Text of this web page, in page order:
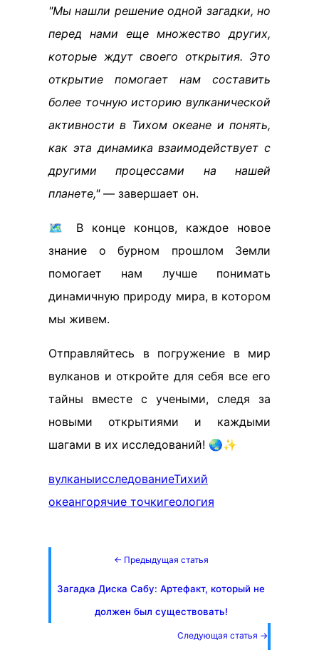
"Мы нашли решение одной загадки, но
перед нами еще множество других,
которые ждут своего открытия. Это
открытие помогает нам составить
более точную историю вулканической
активности в Тихом океане и понять,
как эта динамика взаимодействует с
другими процессами на нашей
планете,"— завершает он.
🗺️ В конце концов, каждое новое
знание о бурном прошлом Земли
помогает нам лучше понимать
динамичную природу мира, в котором
мы живем.
Отправляйтесь в погружение в мир
вулканов и откройте для себя все его
тайны вместе с учеными, следя за
новыми открытиями и каждыми
шагами в их исследований! 🌏✨
вулканыисследованиеТихий
океангорячие точкигеология
← Предыдущая статья
Загадка Диска Сабу: Артефакт, который не
должен был существовать!
Следующая статья →